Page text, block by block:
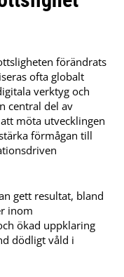
förändrats
ofta globalt
verktyg och
central del av
möta utvecklingen
förmågan till
gett resultat, bland
inom
ökad uppklaring
dödligt våld i